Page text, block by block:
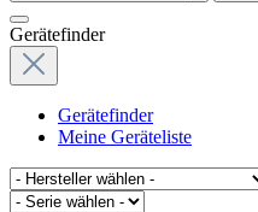
Gerätefinder
Gerätefinder
Meine Geräteliste